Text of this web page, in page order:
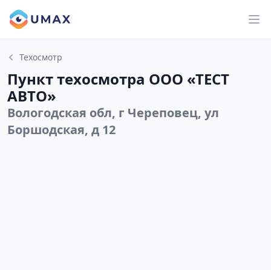
Техосмотр
Пункт техосмотра ООО «ТЕСТ
АВТО»
Вологодская обл, г Череповец, ул
Боршодская, д 12